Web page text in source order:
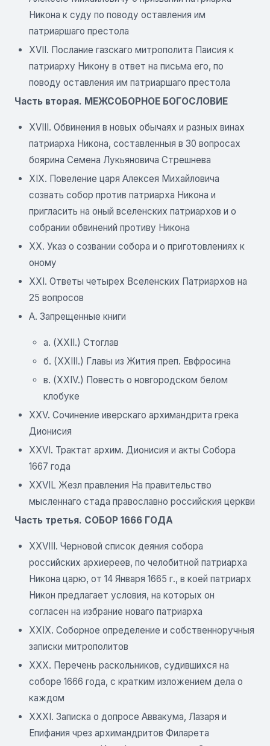
Никона к суду по поводу оставления им
патриаршаго престола
XVII. Послание газскаго митрополита Паисия к
патриарху Никону в ответ на письма его, по
поводу оставления им патриаршаго престола
Часть вторая. МЕЖСОБОРНОЕ БОГОСЛОВИЕ
XVIII. Обвинения в новых обычаях и разных винах
патриарха Никона, составленныя в 30 вопросах
боярина Семена Лукьяновича Стрешнева
XIX. Повеление царя Алексея Михайловича
созвать собор против патриарха Никона и
пригласить на оный вселенских патриархов и о
собрании обвинений противу Никона
XX. Указ о созвании собора и о приготовлениях к
оному
XXI. Ответы четырех Вселенских Патриархов на
25 вопросов
А. Запрещенные книги
а. (XXII.) Стоглав
б. (XXIII.) Главы из Жития преп. Евфросина
в. (XXIV.) Повесть о новгородском белом
клобуке
XXV. Сочинение иверскаго архимандрита грека
Дионисия
XXVI. Трактат архим. Дионисия и акты Собора
1667 года
XXVIL Жезл правления На правительство
мысленнаго стада православно российския церкви
Часть третья. СОБОР 1666 ГОДА
XXVIII. Черновой список деяния собора
российских архиереев, по челобитной патриарха
Никона царю, от 14 Января 1665 г., в коей патриарх
Никон предлагает условия, на которых он
согласен на избрание новаго патриарха
XXIX. Соборное определение и собственноручныя
записки митрополитов
XXX. Перечень раскольников, судившихся на
соборе 1666 года, с кратким изложением дела о
каждом
XXXI. Записка о допросе Аввакума, Лазаря и
Епифания чрез архимандритов Филарета